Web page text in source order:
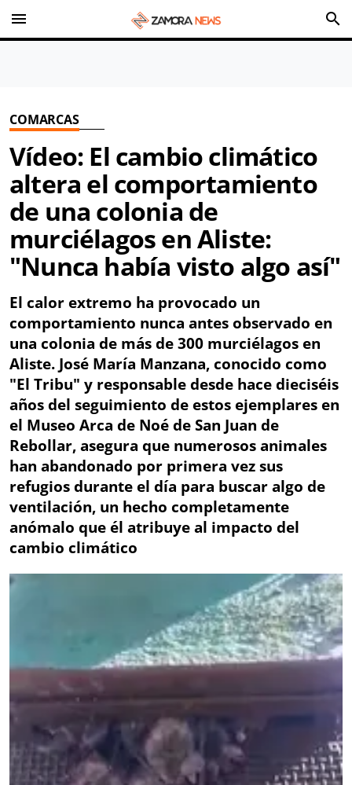
menu search
COMARCAS
Vídeo: El cambio climático
altera el comportamiento
de una colonia de
murciélagos en Aliste:
"Nunca había visto algo así"
El calor extremo ha provocado un
comportamiento nunca antes observado en
una colonia de más de 300 murciélagos en
Aliste. José María Manzana, conocido como
"El Tribu" y responsable desde hace dieciséis
años del seguimiento de estos ejemplares en
el Museo Arca de Noé de San Juan de
Rebollar, asegura que numerosos animales
han abandonado por primera vez sus
refugios durante el día para buscar algo de
ventilación, un hecho completamente
anómalo que él atribuye al impacto del
cambio climático